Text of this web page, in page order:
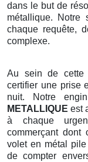
dans le but de
métallique. Notre
chaque requête,
complexe.
Au sein de cette
certifier une prise
nuit. Notre
METALLIQUE est
à chaque
commerçant dont
volet en métal
de compter